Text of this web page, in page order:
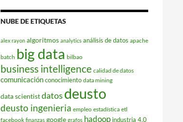
NUBE DE ETIQUETAS
alex rayon algoritmos analytics análisis de datos apache
batch big data bilbao
business intelligence calidad de datos
comunicaciónconocimiento data mining
data scientistdatos deusto
deusto ingenieria empleo estadística etl
facebook finanzas google grafos hadoop industria 4.0